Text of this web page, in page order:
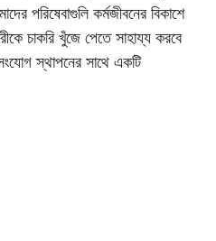
পরিষেবাগুলি কর্মজীবনের বিকাশে
চাকরি খুঁজে পেতে সাহায্য করবে
স্থাপনের সাথে একটি